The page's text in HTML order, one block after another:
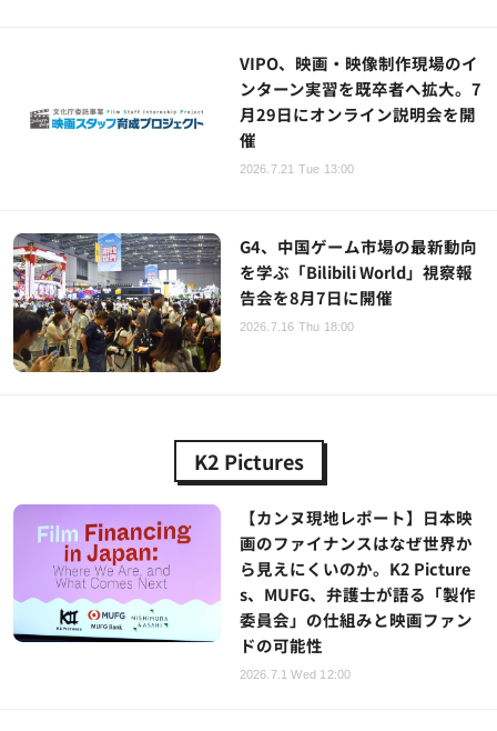
VIPO、映画・映像制作現場のイ
ンターン実習を既卒者へ拡大。7
月29日にオンライン説明会を開
催
2026.7.21 Tue 13:00
G4、中国ゲーム市場の最新動向
を学ぶ「Bilibili World」視察報
告会を8月7日に開催
2026.7.16 Thu 18:00
K2 Pictures
【カンヌ現地レポート】日本映
画のファイナンスはなぜ世界か
ら見えにくいのか。K2 Picture
s、MUFG、弁護士が語る「製作
委員会」の仕組みと映画ファン
ドの可能性
2026.7.1 Wed 12:00